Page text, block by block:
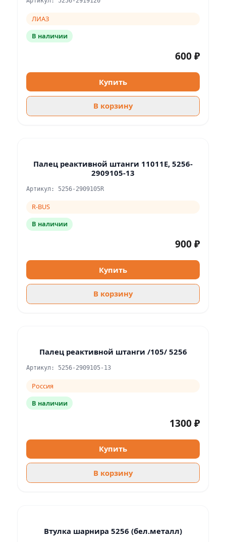
ЛИАЗ
В наличии
600 ₽
Купить
В корзину
Палец реактивной штанги 11011E, 5256-
2909105-13
Артикул: 5256-2909105R
R-BUS
В наличии
900 ₽
Купить
В корзину
Палец реактивной штанги /105/ 5256
Артикул: 5256-2909105-13
Россия
В наличии
1300 ₽
Купить
В корзину
Втулка шарнира 5256 (бел.металл)